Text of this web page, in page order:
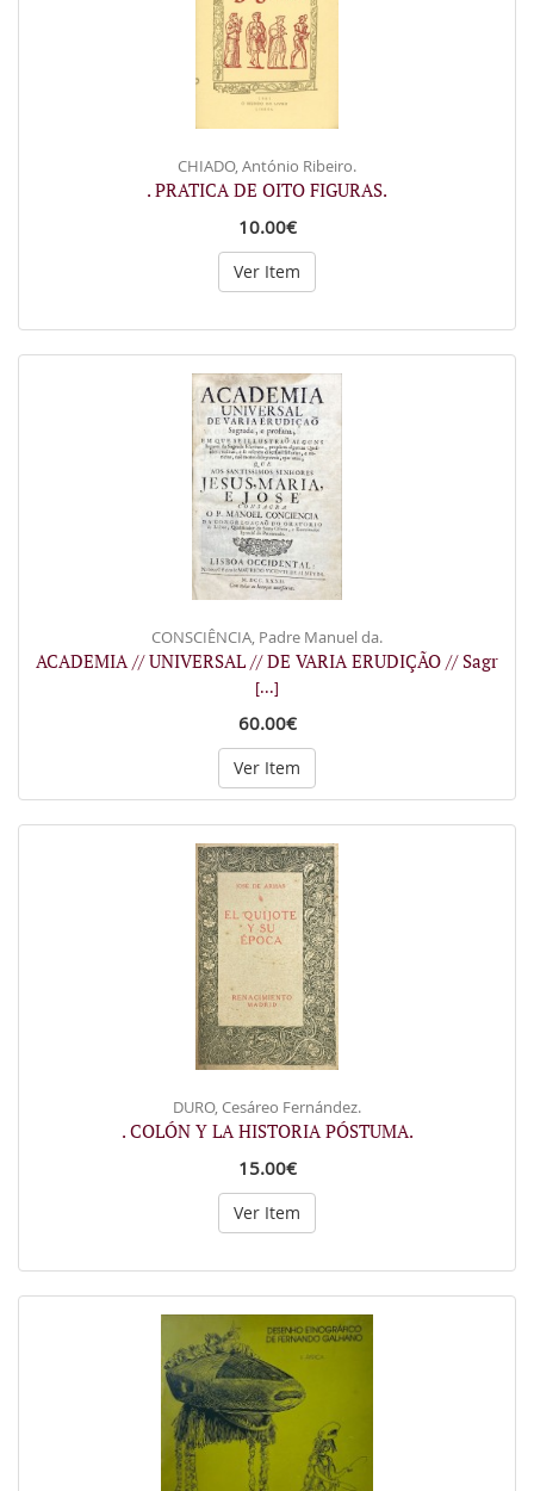
CHIADO, António Ribeiro.
. PRATICA DE OITO FIGURAS.
10.00€
Ver Item
CONSCIÊNCIA, Padre Manuel da.
ACADEMIA // UNIVERSAL // DE VARIA ERUDIÇÃO // Sagr
[...]
60.00€
Ver Item
DURO, Cesáreo Fernández.
. COLÓN Y LA HISTORIA PÓSTUMA.
15.00€
Ver Item